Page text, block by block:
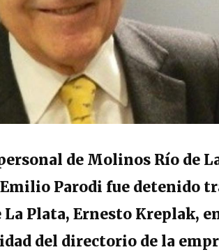
de Molinos Río de
Parodi fue detenido
Plata, Ernesto Kreplak,
del directorio de la